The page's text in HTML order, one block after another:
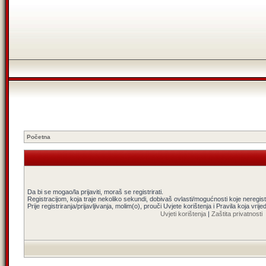
Početna
Da bi se mogao/la prijaviti, moraš se registrirati.
Registracijom, koja traje nekoliko sekundi, dobivaš ovlasti/mogućnosti koje
Prije registriranja/prijavljivanja, molim(o), prouči Uvjete korištenja i Pravila koja
Uvjeti korištenja | Zaštita privatnosti